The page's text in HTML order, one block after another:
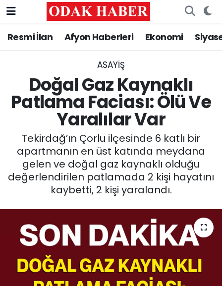
Resmi İlan Afyon Haberleri Ekonomi
ASAYİŞ
Doğal Gaz Kaynaklı
Patlama Faciası: Ölü Ve
Yaralılar Var
Tekirdağ’ın Çorlu ilçesinde 6 katlı bir
apartmanın en üst katında meydana
gelen ve doğal gaz kaynaklı olduğu
değerlendirilen patlamada 2 kişi hayatını
kaybetti, 2 kişi yaralandı.
AFYONKARAHİSAR HABERLERİ
ASAYİŞ
GÜNCEL
SİYASET
EĞİTİM
MAGAZİN
SPOR
11:11 MANŞET
Nöbetçi Eczaneler
Trafik Durumu
Süper Lig Puan Durumu ve Fikstür
Tüm Manşetler
Son Dakika Haberleri
Haber Arşivi